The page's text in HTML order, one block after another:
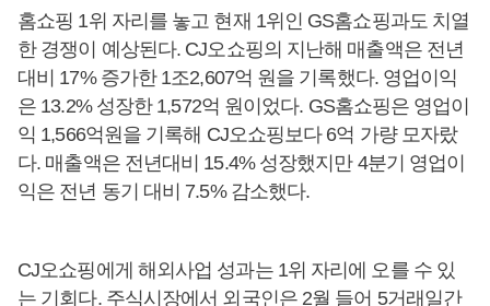
홈쇼핑 1위 자리를 놓고 현재 1위인 GS홈쇼핑과도 치열
한 경쟁이 예상된다. CJ오쇼핑의 지난해 매출액은 전년
대비 17% 증가한 1조2,607억 원을 기록했다. 영업이익
은 13.2% 성장한 1,572억 원이었다. GS홈쇼핑은 영업이
익 1,566억원을 기록해 CJ오쇼핑보다 6억 가량 모자랐
다. 매출액은 전년대비 15.4% 성장했지만 4분기 영업이
익은 전년 동기 대비 7.5% 감소했다.
CJ오쇼핑에게 해외사업 성과는 1위 자리에 오를 수 있
는 기회다. 주식시장에서 외국인은 2월 들어 5거래일간